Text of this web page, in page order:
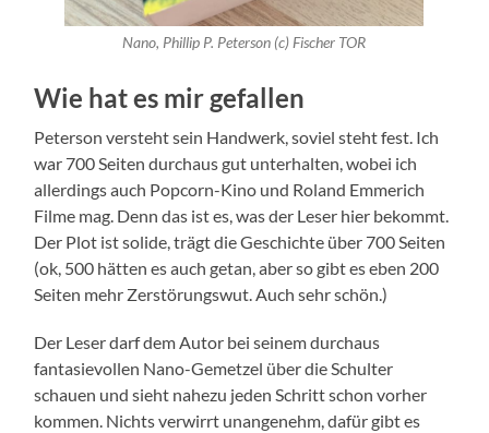
Nano, Phillip P. Peterson (c) Fischer TOR
Wie hat es mir gefallen
Peterson versteht sein Handwerk, soviel steht fest. Ich
war 700 Seiten durchaus gut unterhalten, wobei ich
allerdings auch Popcorn-Kino und Roland Emmerich
Filme mag. Denn das ist es, was der Leser hier bekommt.
Der Plot ist solide, trägt die Geschichte über 700 Seiten
(ok, 500 hätten es auch getan, aber so gibt es eben 200
Seiten mehr Zerstörungswut. Auch sehr schön.)
Der Leser darf dem Autor bei seinem durchaus
fantasievollen Nano-Gemetzel über die Schulter
schauen und sieht nahezu jeden Schritt schon vorher
kommen. Nichts verwirrt unangenehm, dafür gibt es